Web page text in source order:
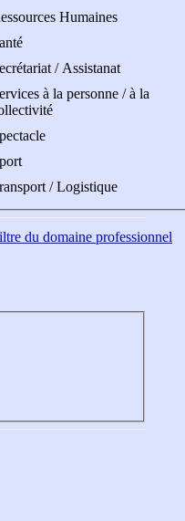
Humaines
/ Assistanat
à la personne / à la
/ Logistique
du domaine professionnel